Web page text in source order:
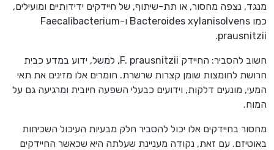
מנגד, נצפה מחסור, או תת-שיתוף, של חיידקים ידידותיים ומועילים,
כמו Bacteroides xylanisolvens ו-Faecalibacterium
prausnitzii.
חשוב להסביר: החיידק F. prausnitzii, למשל, ידוע במדע כבית
חרושת לחומצות שומן קצרות שרשרת. חומרים אלו מזינים את תאי
המעי, מונעים דלקות, וידועים כבעלי השפעה חיובית ומרגיעה גם על
המוח.
מחסור בחיידקים אלו יכול להסביר חלק מבעיות העיכול השכיחות
באוטיזם. עם זאת, נקודה מעניינת שעלתה היא שכאשר החיידקים